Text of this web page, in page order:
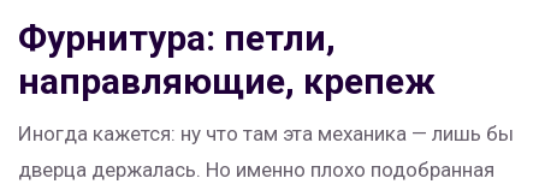
Фурнитура: петли,
направляющие, крепеж
Иногда кажется: ну что там эта механика — лишь бы
дверца держалась. Но именно плохо подобранная